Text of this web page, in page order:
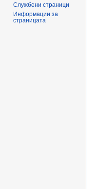
Службени страници
Информации за
страницата